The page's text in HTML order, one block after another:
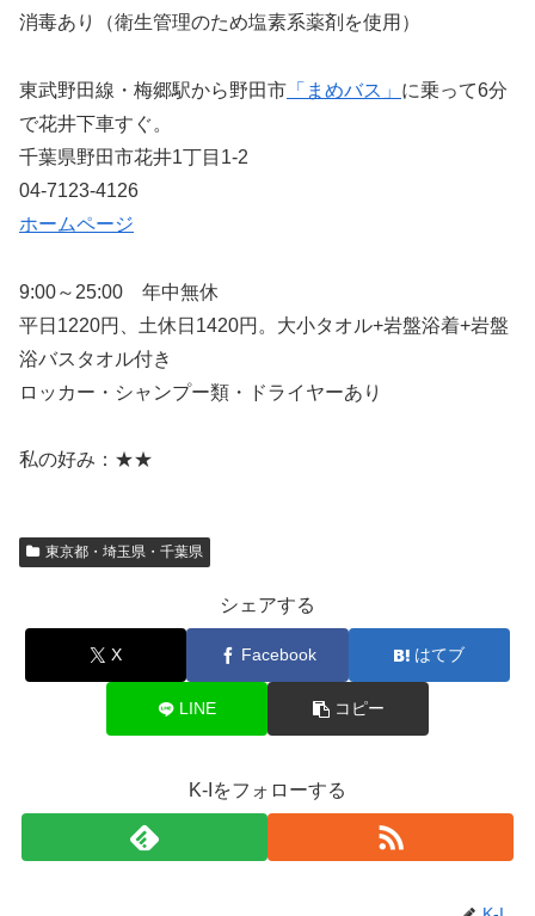
消毒あり（衛生管理のため塩素系薬剤を使用）
東武野田線・梅郷駅から野田市 「まめバス」 に乗って6分
で花井下車すぐ。
千葉県野田市花井1丁目1-2
04-7123-4126
ホームページ
9:00～25:00 年中無休
平日1220円、土休日1420円。大小タオル+岩盤浴着+岩盤
浴バスタオル付き
ロッカー・シャンプー類・ドライヤーあり
私の好み：★★
東京都・埼玉県・千葉県
シェアする
X Facebook はてブ
LINE コピー
K-Iをフォローする